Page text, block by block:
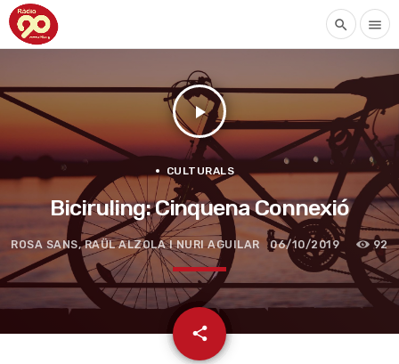
search menu
play_arrow
CULTURALS
Biciruling: Cinquena Connexió
ROSA SANS, RAÜL ALZOLA I NURI AGUILAR 06/10/2019 92
share
email